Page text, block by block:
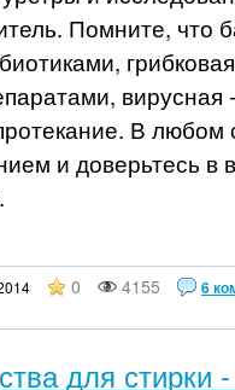
Помните, что
вирусная
В любом
и доверьтесь в
0 4155 6
для стирки